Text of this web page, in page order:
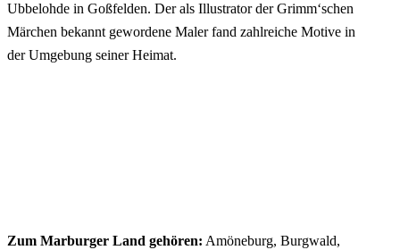
Ubbelohde in Goßfelden. Der als Illustrator der Grimm‘schen
Märchen bekannt gewordene Maler fand zahlreiche Motive in
der Umgebung seiner Heimat.
Zum Marburger Land gehören: Amöneburg, Burgwald,